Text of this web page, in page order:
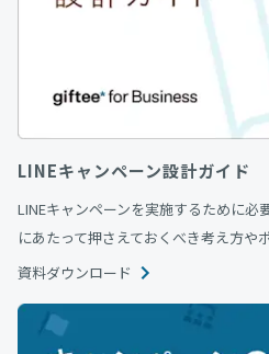
LINEキャンペーン設計ガイド
LINEキャンペーンを実施するために必
にあたって押さえておくべき考え方や
資料ダウンロード